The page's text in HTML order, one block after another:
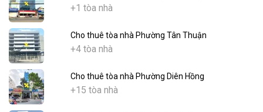
+1 tòa nhà
Cho thuê tòa nhà Phường Tân Thuận
+4 tòa nhà
Cho thuê tòa nhà Phường Diên Hồng
+15 tòa nhà